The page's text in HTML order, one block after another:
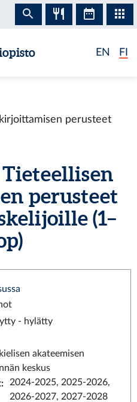
EN FI
perusteet
perusteet
(1–
- hylätty
akateemisen
keskus
:
2024-2025, 2025-2026,
2026-2027, 2027-2028